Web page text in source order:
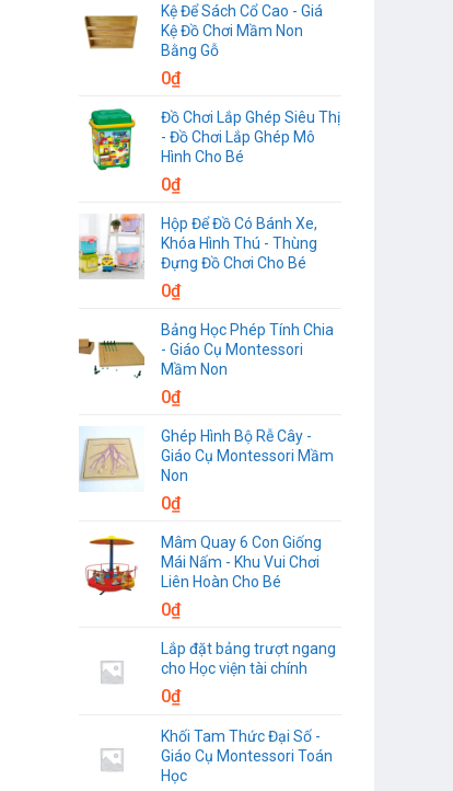
Kệ Để Sách Cổ Cao - Giá
Kệ Đồ Chơi Mầm Non
Bằng Gỗ
0₫
Đồ Chơi Lắp Ghép Siêu Thị
- Đồ Chơi Lắp Ghép Mô
Hình Cho Bé
0₫
Hộp Để Đồ Có Bánh Xe,
Khóa Hình Thú - Thùng
Đựng Đồ Chơi Cho Bé
0₫
Bảng Học Phép Tính Chia
- Giáo Cụ Montessori
Mầm Non
0₫
Ghép Hình Bộ Rễ Cây -
Giáo Cụ Montessori Mầm
Non
0₫
Mâm Quay 6 Con Giống
Mái Nấm - Khu Vui Chơi
Liên Hoàn Cho Bé
0₫
Lắp đặt bảng trượt ngang
cho Học viện tài chính
0₫
Khối Tam Thức Đại Số -
Giáo Cụ Montessori Toán
Học